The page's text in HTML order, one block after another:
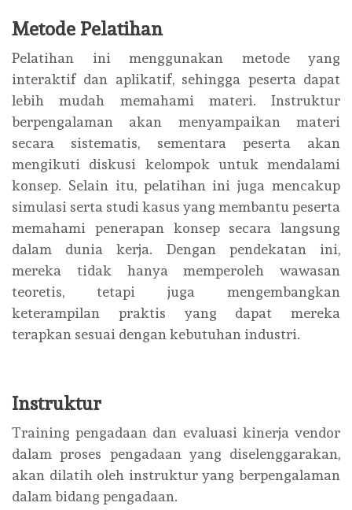
Metode Pelatihan
Pelatihan ini menggunakan metode yang
interaktif dan aplikatif, sehingga peserta dapat
lebih mudah memahami materi. Instruktur
berpengalaman akan menyampaikan materi
secara sistematis, sementara peserta akan
mengikuti diskusi kelompok untuk mendalami
konsep. Selain itu, pelatihan ini juga mencakup
simulasi serta studi kasus yang membantu peserta
memahami penerapan konsep secara langsung
dalam dunia kerja. Dengan pendekatan ini,
mereka tidak hanya memperoleh wawasan
teoretis, tetapi juga mengembangkan
keterampilan praktis yang dapat mereka
terapkan sesuai dengan kebutuhan industri.
Instruktur
Training pengadaan dan evaluasi kinerja vendor
dalam proses pengadaan yang diselenggarakan,
akan dilatih oleh instruktur yang berpengalaman
dalam bidang pengadaan.